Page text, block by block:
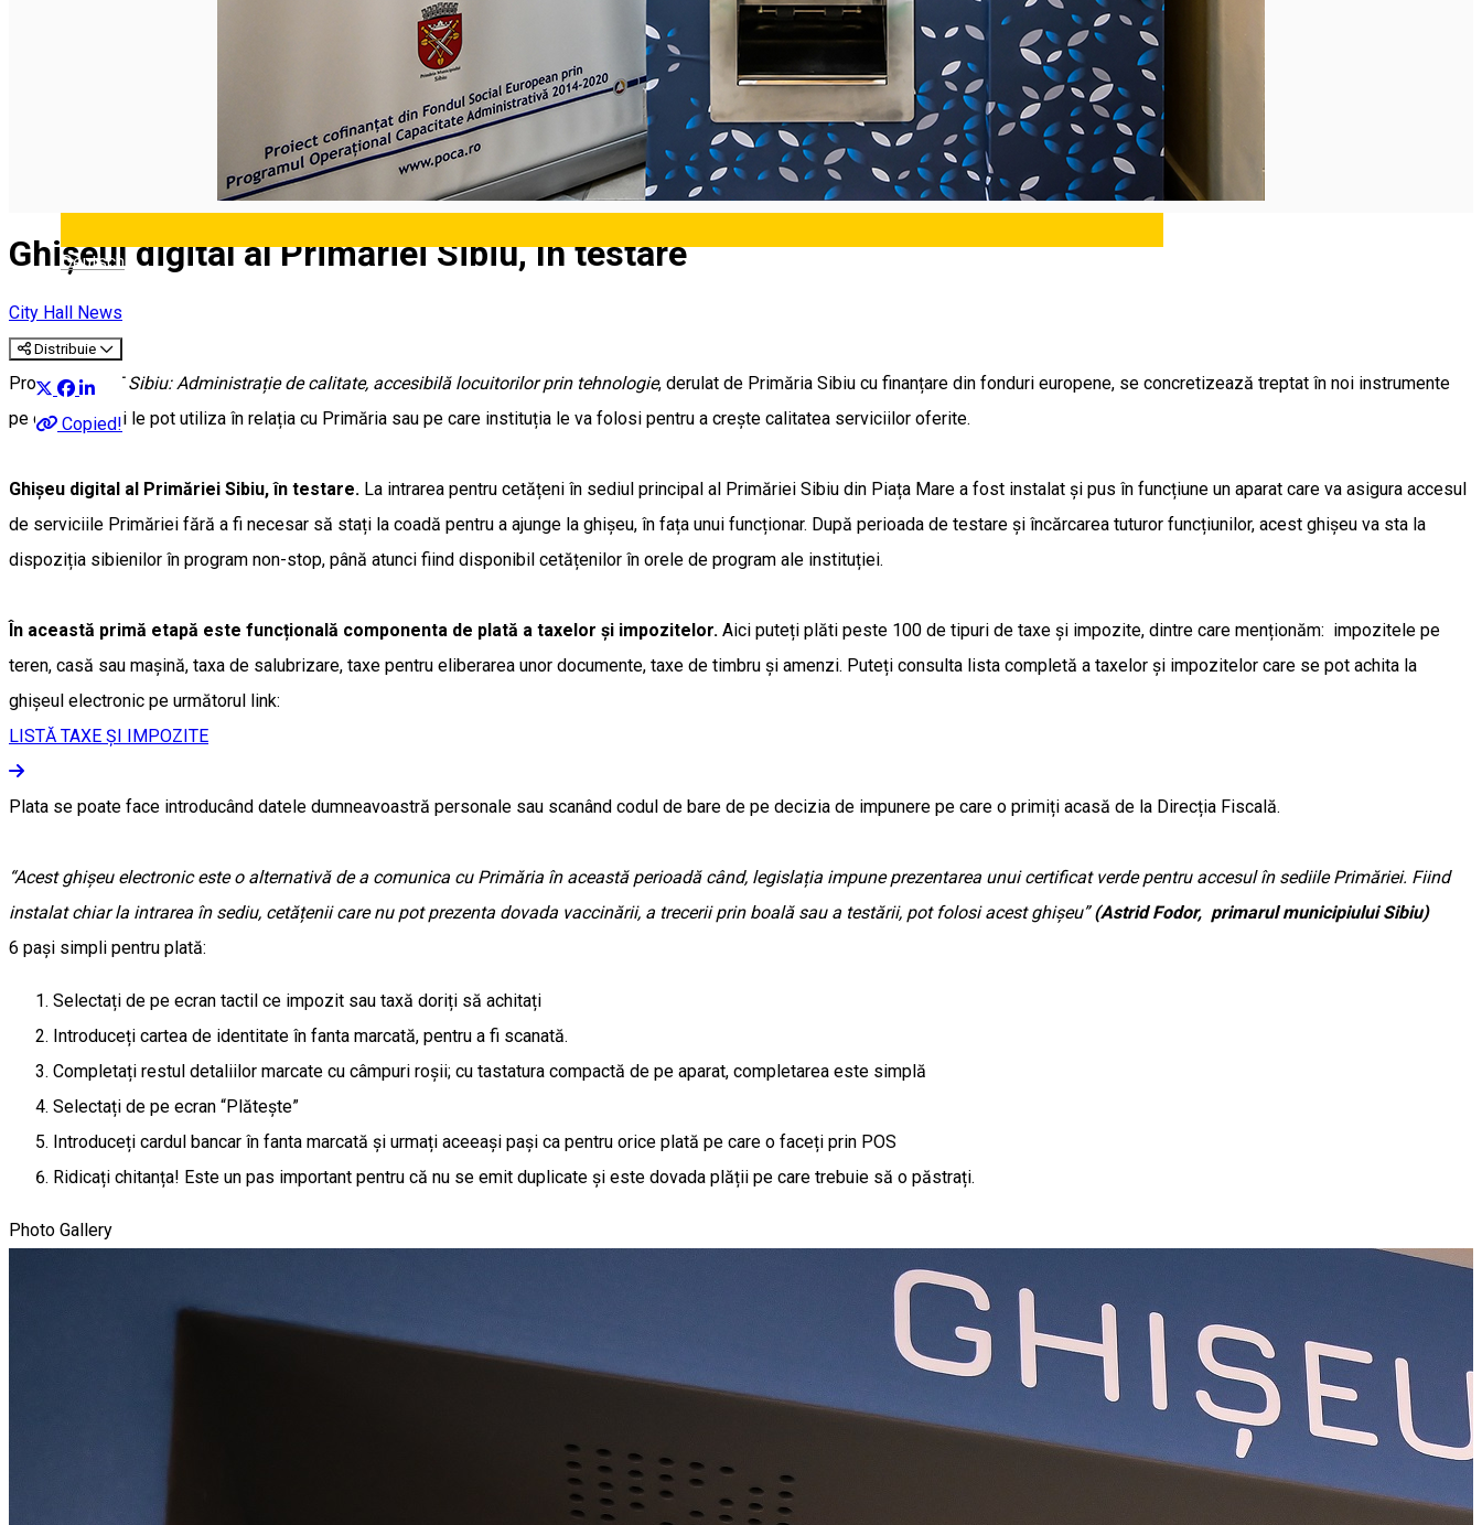
Deutsch
Ghișeul digital al Primăriei Sibiu, în testare
City Hall News
Distribuie
Copied!
ProiectulSALT Sibiu: Administrație de calitate, accesibilă locuitorilor prin tehnologie, derulat de Primăria Sibiu cu finanțare din fonduri europene, se concretizează treptat în noi instrumente
pe care sibienii le pot utiliza în relația cu Primăria sau pe care instituția le va folosi pentru a crește calitatea serviciilor oferite.
Ghișeu digital al Primăriei Sibiu, în testare. La intrarea pentru cetățeni în sediul principal al Primăriei Sibiu din Piața Mare a fost instalat și pus în funcțiune un aparat care va asigura accesul
de serviciile Primăriei fără a fi necesar să stați la coadă pentru a ajunge la ghișeu, în fața unui funcționar. După perioada de testare și încărcarea tuturor funcțiunilor, acest ghișeu va sta la
dispoziția sibienilor în program non-stop, până atunci fiind disponibil cetățenilor în orele de program ale instituției.
În această primă etapă este funcțională componenta de plată a taxelor și impozitelor. Aici puteți plăti peste 100 de tipuri de taxe și impozite, dintre care menționăm: impozitele pe
teren, casă sau mașină, taxa de salubrizare, taxe pentru eliberarea unor documente, taxe de timbru și amenzi. Puteți consulta lista completă a taxelor și impozitelor care se pot achita la
ghișeul electronic pe următorul link:
LISTĂ TAXE ȘI IMPOZITE
Plata se poate face introducând datele dumneavoastră personale sau scanând codul de bare de pe decizia de impunere pe care o primiți acasă de la Direcția Fiscală.
“Acest ghișeu electronic este o alternativă de a comunica cu Primăria în această perioadă când, legislația impune prezentarea unui certificat verde pentru accesul în sediile Primăriei. Fiind
instalat chiar la intrarea în sediu, cetățenii care nu pot prezenta dovada vaccinării, a trecerii prin boală sau a testării, pot folosi acest ghișeu”(Astrid Fodor, primarul municipiului Sibiu)
6 pași simpli pentru plată:
Selectați de pe ecran tactil ce impozit sau taxă doriți să achitați
Introduceți cartea de identitate în fanta marcată, pentru a fi scanată.
Completați restul detaliilor marcate cu câmpuri roșii; cu tastatura compactă de pe aparat, completarea este simplă
Selectați de pe ecran “Plătește”
Introduceți cardul bancar în fanta marcată și urmați aceeași pași ca pentru orice plată pe care o faceți prin POS
Ridicați chitanța! Este un pas important pentru că nu se emit duplicate și este dovada plății pe care trebuie să o păstrați.
Photo Gallery